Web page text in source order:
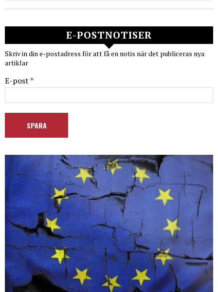
E-POSTNOTISER
Skriv in din e-postadress för att få en notis när det publiceras nya
artiklar
E-post *